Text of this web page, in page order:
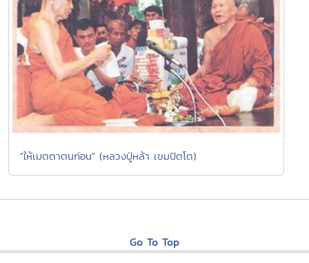
"ให้เมตตาตนก่อน" (หลวงปู่หล้า เขมปัตโต)
Go To Top